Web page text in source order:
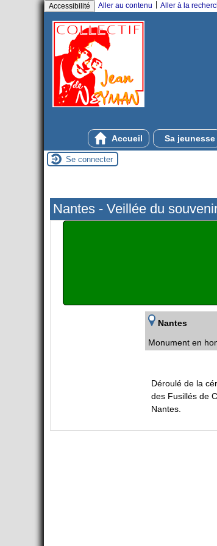
Accessibilité Aller au contenu Aller à la
Accueil Sa jeunesse
Se connecter
Nantes - Veillée du
Nantes
Monument en
Déroulé de la
des Fusillés de
Nantes.